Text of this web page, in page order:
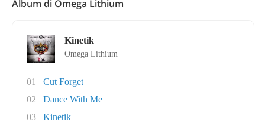
Album di Omega Lithium
Kinetik
Omega Lithium
01
Cut Forget
02
Dance With Me
03
Kinetik